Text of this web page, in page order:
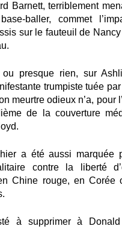
Barnett, terriblement
baller, commet
sur le fauteuil de
ou presque rien, sur
trumpiste tuée
meurtre odieux n’a, pour
de la couverture
a été aussi marquée
contre la liberté
Chine rouge, en Corée
à supprimer à